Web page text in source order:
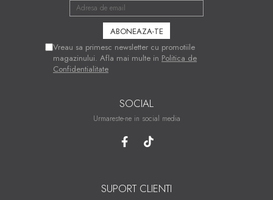
Vreau sa primesc newsletter cu promotiile
magazinului. Afla mai multe in Politica de
Confidentialitate
SOCIAL
Urmareste-ne in social media
SUPORT CLIENTI